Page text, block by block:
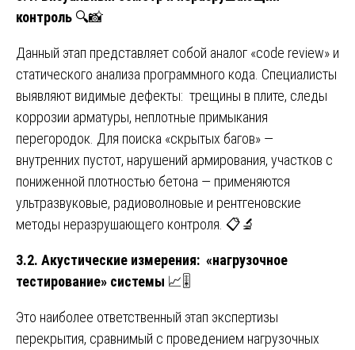
контроль 🔍📸
Данный этап представляет собой аналог «code review» и
статического анализа программного кода. Специалисты
выявляют видимые дефекты: трещины в плите, следы
коррозии арматуры, неплотные примыкания
перегородок. Для поиска «скрытых багов» —
внутренних пустот, нарушений армирования, участков с
пониженной плотностью бетона — применяются
ультразвуковые, радиоволновые и рентгеновские
методы неразрушающего контроля. 📋🔬
3.2. Акустические измерения: «нагрузочное
тестирование» системы 📈🎚️
Это наиболее ответственный этап экспертизы
перекрытия, сравнимый с проведением нагрузочных